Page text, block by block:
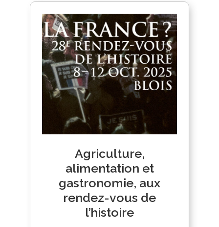
Agriculture,
alimentation et
gastronomie, aux
rendez-vous de
l’histoire